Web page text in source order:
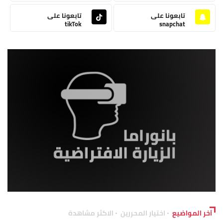
تابعونا على
snapchat
تابعونا على
tikTok
آخر المواضيع اختيار المحررين الاكثر مشاهدة